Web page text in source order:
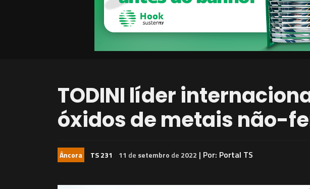
TODINI líder
óxidos de metais não-
Âncora TS 231 11 de setembro de 2022 | Por: Portal TS